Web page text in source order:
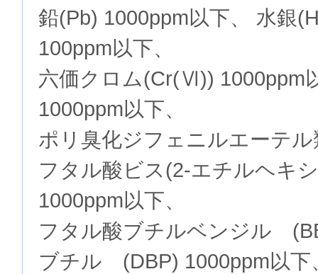
鉛(Pb) 1000ppm以下、 水銀
100ppm以下、
六価クロム(Cr(Ⅵ)) 1000ppm
1000ppm以下、
ポリ臭化ジフェニルエーテ
フタル酸ビス(2-エチルヘ
1000ppm以下、
フタル酸ブチルベンジル
ブチル (DBP) 1000ppm以下